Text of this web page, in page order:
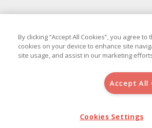
, S.L.U.(B-
Aviso Legal
Política de
By clicking “Accept All Cookies”, you agree
cookies on your device to enhance site
site usage, and assist in our marketing
Accept All
Cookies Settings